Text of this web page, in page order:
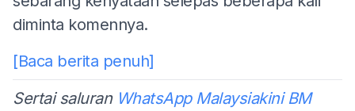
diminta komennya.
[Baca berita penuh]
Sertai saluran WhatsApp Malaysiakini BM